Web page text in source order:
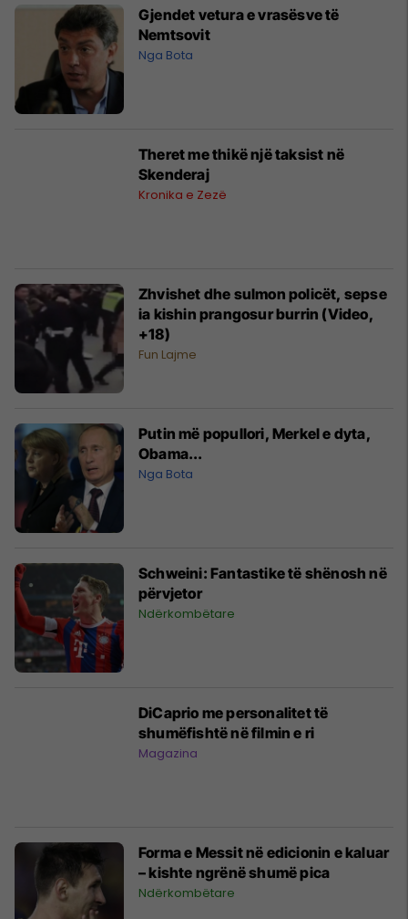
Gjendet vetura e vrasësve të
Nemtsovit
Nga Bota
Theret me thikë një taksist në
Skenderaj
Kronika e Zezë
Zhvishet dhe sulmon policët, sepse
ia kishin prangosur burrin (Video,
+18)
Fun Lajme
Putin më popullori, Merkel e dyta,
Obama...
Nga Bota
Schweini: Fantastike të shënosh në
përvjetor
Ndërkombëtare
DiCaprio me personalitet të
shumëfishtë në filmin e ri
Magazina
Forma e Messit në edicionin e kaluar
– kishte ngrënë shumë pica
Ndërkombëtare